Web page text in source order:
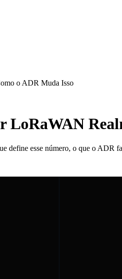
o ADR Muda Isso
LoRaWAN
define esse número, o que o ADR